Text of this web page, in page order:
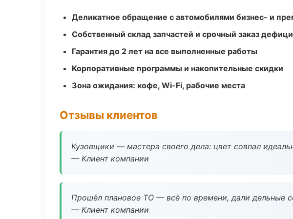
Деликатное обращение с автомобилями бизнес- и
Собственный склад запчастей и срочный заказ
Гарантия до 2 лет на все выполненные работы
Корпоративные программы и накопительные скидки
Зона ожидания: кофе, Wi-Fi, рабочие места
Отзывы клиентов
Кузовщики — мастера своего дела: цвет совпал
— Клиент компании
Прошёл плановое ТО — всё по времени, дали дельные
— Клиент компании